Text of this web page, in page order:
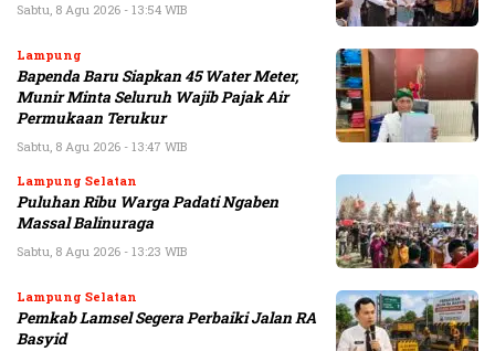
Sabtu, 8 Agu 2026 - 13:54 WIB
Lampung
Bapenda Baru Siapkan 45 Water Meter,
Munir Minta Seluruh Wajib Pajak Air
Permukaan Terukur
Sabtu, 8 Agu 2026 - 13:47 WIB
Lampung Selatan
Puluhan Ribu Warga Padati Ngaben
Massal Balinuraga
Sabtu, 8 Agu 2026 - 13:23 WIB
Lampung Selatan
Pemkab Lamsel Segera Perbaiki Jalan RA
Basyid